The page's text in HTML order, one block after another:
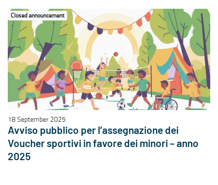
Closed announcement
18 September 2025
Avviso pubblico per l’assegnazione dei
Voucher sportivi in favore dei minori – anno
2025